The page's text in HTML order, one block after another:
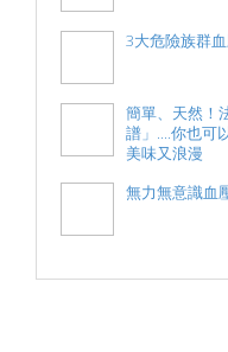
3大危險族群
簡單、天然！
譜」....你也可
美味又浪漫
無力無意識血